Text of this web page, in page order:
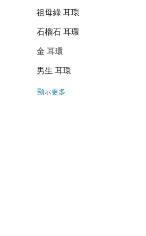
祖母綠 耳環
石榴石 耳環
金 耳環
男生 耳環
顯示更多